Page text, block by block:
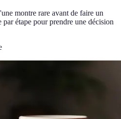
montre rare avant de faire un
étape pour prendre une décision